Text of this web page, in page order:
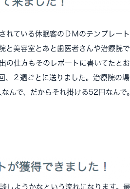
れている休眠客のＤＭのテンプレー
と美容室とあと歯医者さんや治療院
仕方もそのレポートに書いてたと
、２週ごとに送りました。治療院の
んで、だからそれ掛ける52円なんで
しようかなという流れになります。